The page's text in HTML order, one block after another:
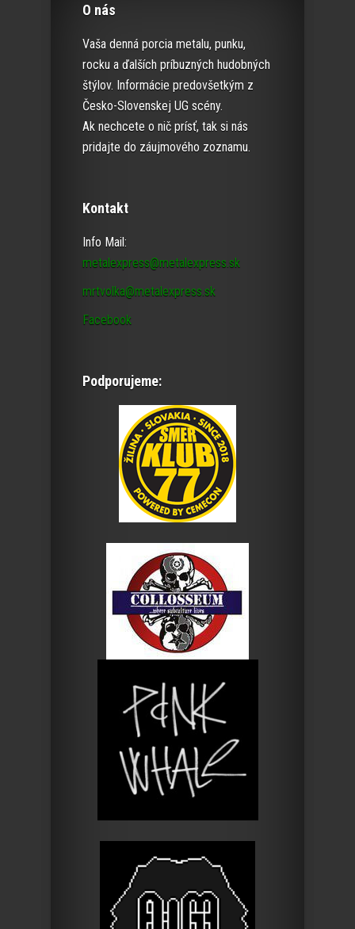
O nás
Vaša denná porcia metalu, punku,
rocku a ďalších príbuzných hudobných
štýlov. Informácie predovšetkým z
Česko-Slovenskej UG scény.
Ak nechcete o nič prísť, tak si nás
pridajte do záujmového zoznamu.
Kontakt
Info Mail:
metalexpress@metalexpress.sk
mrtvolka@metalexpress.sk
Facebook
Podporujeme: